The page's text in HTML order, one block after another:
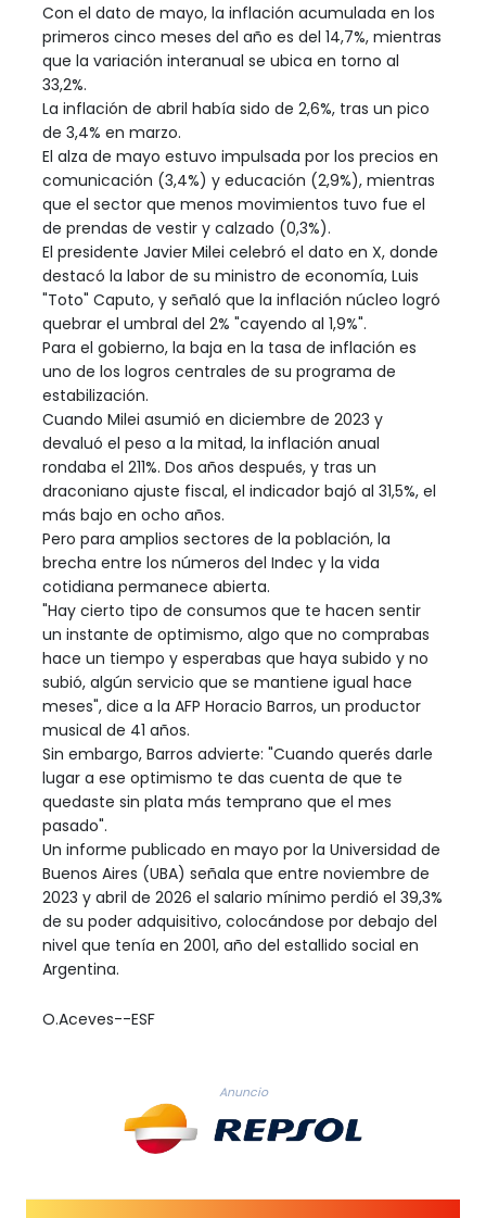
Con el dato de mayo, la inflación acumulada en los
primeros cinco meses del año es del 14,7%, mientras
que la variación interanual se ubica en torno al
33,2%.
La inflación de abril había sido de 2,6%, tras un pico
de 3,4% en marzo.
El alza de mayo estuvo impulsada por los precios en
comunicación (3,4%) y educación (2,9%), mientras
que el sector que menos movimientos tuvo fue el
de prendas de vestir y calzado (0,3%).
El presidente Javier Milei celebró el dato en X, donde
destacó la labor de su ministro de economía, Luis
"Toto" Caputo, y señaló que la inflación núcleo logró
quebrar el umbral del 2% "cayendo al 1,9%".
Para el gobierno, la baja en la tasa de inflación es
uno de los logros centrales de su programa de
estabilización.
Cuando Milei asumió en diciembre de 2023 y
devaluó el peso a la mitad, la inflación anual
rondaba el 211%. Dos años después, y tras un
draconiano ajuste fiscal, el indicador bajó al 31,5%, el
más bajo en ocho años.
Pero para amplios sectores de la población, la
brecha entre los números del Indec y la vida
cotidiana permanece abierta.
"Hay cierto tipo de consumos que te hacen sentir
un instante de optimismo, algo que no comprabas
hace un tiempo y esperabas que haya subido y no
subió, algún servicio que se mantiene igual hace
meses", dice a la AFP Horacio Barros, un productor
musical de 41 años.
Sin embargo, Barros advierte: "Cuando querés darle
lugar a ese optimismo te das cuenta de que te
quedaste sin plata más temprano que el mes
pasado".
Un informe publicado en mayo por la Universidad de
Buenos Aires (UBA) señala que entre noviembre de
2023 y abril de 2026 el salario mínimo perdió el 39,3%
de su poder adquisitivo, colocándose por debajo del
nivel que tenía en 2001, año del estallido social en
Argentina.
O.Aceves--ESF
Anuncio